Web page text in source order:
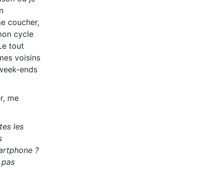
coucher,
cycle
tout
voisins
ends
me
les
?